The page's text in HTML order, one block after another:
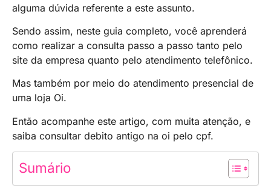
alguma dúvida referente a este assunto.
Sendo assim, neste guia completo, você aprenderá
como realizar a consulta passo a passo tanto pelo
site da empresa quanto pelo atendimento telefônico.
Mas também por meio do atendimento presencial de
uma loja Oi.
Então acompanhe este artigo, com muita atenção, e
saiba consultar debito antigo na oi pelo cpf.
Sumário